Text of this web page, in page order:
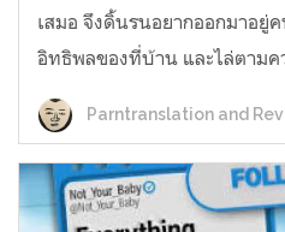
เสมอ จึงดิ้นรนอยากออกมาอยู่
อิทธิพลของที่บ้าน และไล่ตาม
Parntranslation and